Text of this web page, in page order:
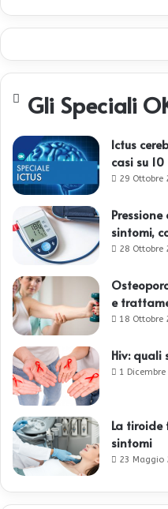
Gli Speciali
Ictus
casi su 10
29 Ottobre
sintomi,
28 Ottobre
e
18 Ottobre
Hiv: quali
1 Dicembre
La tiroide
sintomi
23 Maggio